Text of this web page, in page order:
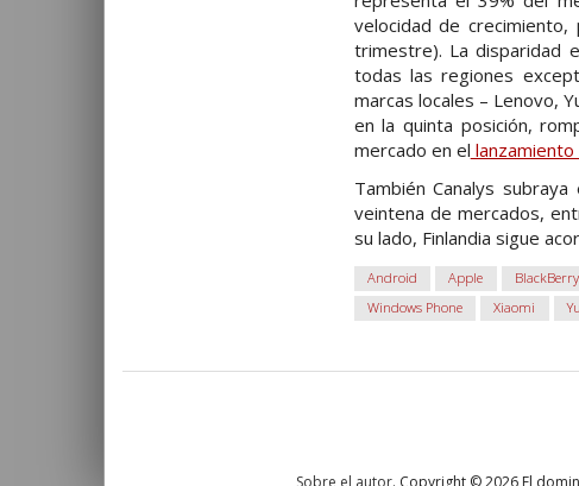
velocidad de
trimestre). La disparidad
todas las regiones
marcas locales – Lenovo,
en la quinta posición,
mercado en el
También Canalys
veintena de mercados,
su lado, Finlandia sigue
Android Apple BlackBerry
Windows Phone
Xiaomi
Sobre el autor. Copyright © 2026 El